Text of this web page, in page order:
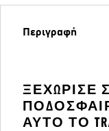
Περιγραφή
ΞΕΧΏΡΙΣΕ
ΑΥΤΌ ΤΟ